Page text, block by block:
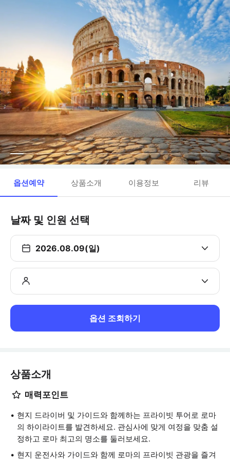
옵션예약 상품소개 이용정보 리뷰
날짜 및 인원 선택
2026.08.09(일)
옵션 조회하기
상품소개
매력포인트
현지 드라이버 및 가이드와 함께하는 프라이빗 투어로 로마
의 하이라이트를 발견하세요. 관심사에 맞게 여정을 맞춤 설
정하고 로마 최고의 명소를 둘러보세요.
현지 운전사와 가이드와 함께 로마의 프라이빗 관광을 즐겨